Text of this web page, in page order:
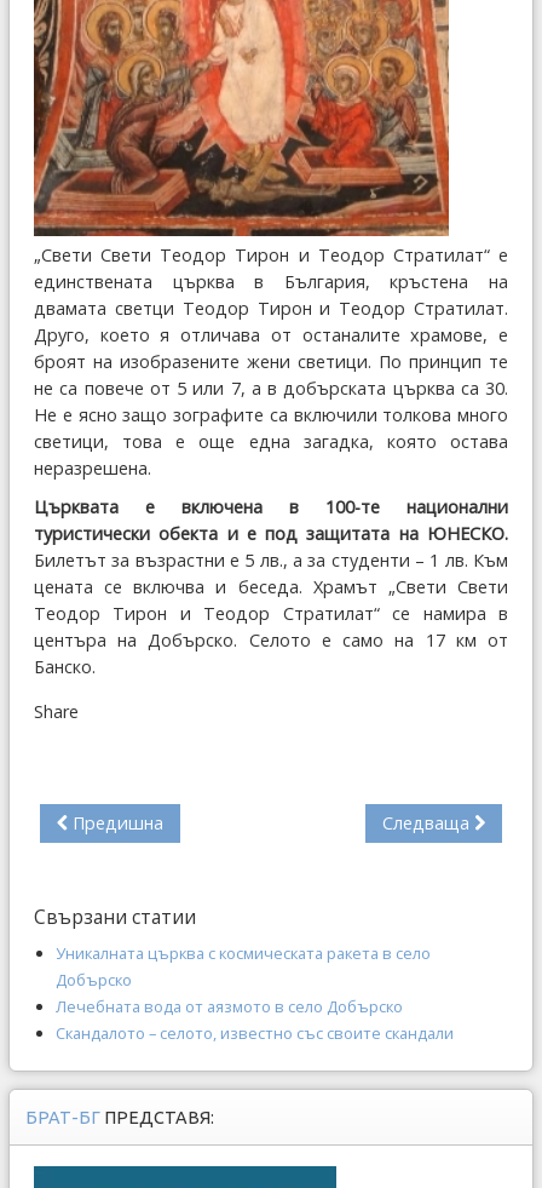
„Свети Свети Теодор Тирон и Теодор Стратилат“ е
единствената църква в България, кръстена на
двамата светци Теодор Тирон и Теодор Стратилат.
Друго, което я отличава от останалите храмове, е
броят на изобразените жени светици. По принцип те
не са повече от 5 или 7, а в добърската църква са 30.
Не е ясно защо зографите са включили толкова много
светици, това е още една загадка, която остава
неразрешена.
Църквата е включена в 100-те национални
туристически обекта и е под защитата на ЮНЕСКО.
Билетът за възрастни е 5 лв., а за студенти – 1 лв. Към
цената се включва и беседа. Храмът „Свети Свети
Теодор Тирон и Теодор Стратилат“ се намира в
центъра на Добърско. Селото е само на 17 км от
Банско.
Share
Предишна Следваща
Свързани статии
Уникалната църква с космическата ракета в село
Добърско
Лечебната вода от аязмото в село Добърско
Скандалото – селото, известно със своите скандали
БРАТ-БГ ПРЕДСТАВЯ: